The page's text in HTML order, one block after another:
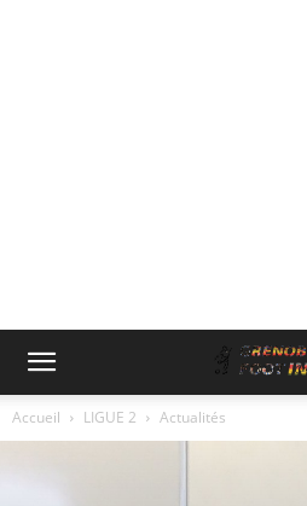
Accueil LIGUE 2 Actualités